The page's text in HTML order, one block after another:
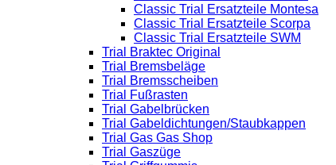
Classic Trial Ersatzteile Montesa
Classic Trial Ersatzteile Scorpa
Classic Trial Ersatzteile SWM
Trial Braktec Original
Trial Bremsbeläge
Trial Bremsscheiben
Trial Fußrasten
Trial Gabelbrücken
Trial Gabeldichtungen/Staubkappen
Trial Gas Gas Shop
Trial Gaszüge